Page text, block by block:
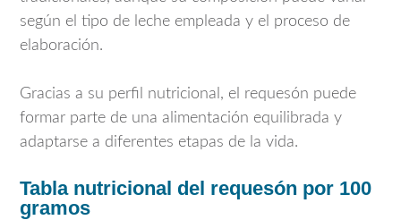
según el tipo de leche empleada y el proceso de
elaboración.
Gracias a su perfil nutricional, el requesón puede
formar parte de una alimentación equilibrada y
adaptarse a diferentes etapas de la vida.
Tabla nutricional del requesón por 100
gramos